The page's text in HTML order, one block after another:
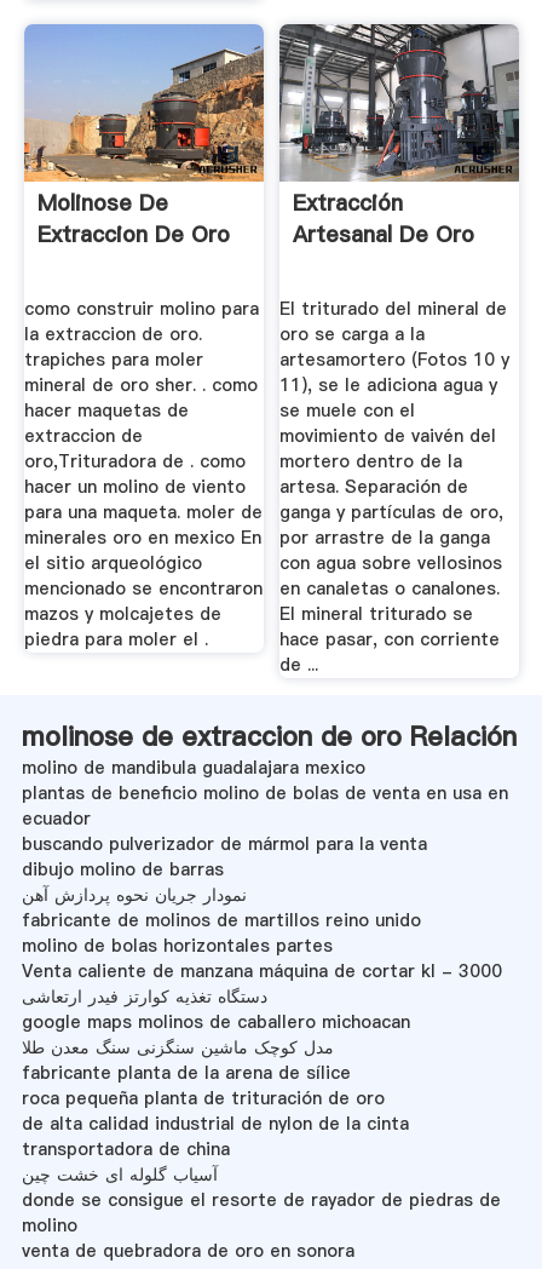
Molinose De
Extraccion De Oro
como construir molino para
la extraccion de oro.
trapiches para moler
mineral de oro sher. . como
hacer maquetas de
extraccion de
oro,Trituradora de . como
hacer un molino de viento
para una maqueta. moler de
minerales oro en mexico En
el sitio arqueológico
mencionado se encontraron
mazos y molcajetes de
piedra para moler el .
Extracción
Artesanal De Oro
El triturado del mineral de
oro se carga a la
artesamortero (Fotos 10 y
11), se le adiciona agua y
se muele con el
movimiento de vaivén del
mortero dentro de la
artesa. Separación de
ganga y partículas de oro,
por arrastre de la ganga
con agua sobre vellosinos
en canaletas o canalones.
El mineral triturado se
hace pasar, con corriente
de ...
molinose de extraccion de oro Relación
molino de mandibula guadalajara mexico
plantas de beneficio molino de bolas de venta en usa en
ecuador
buscando pulverizador de mármol para la venta
dibujo molino de barras
نمودار جریان نحوه پردازش آهن
fabricante de molinos de martillos reino unido
molino de bolas horizontales partes
Venta caliente de manzana máquina de cortar kl - 3000
دستگاه تغذیه کوارتز فیدر ارتعاشی
google maps molinos de caballero michoacan
مدل کوچک ماشین سنگزنی سنگ معدن طلا
fabricante planta de la arena de sílice
roca pequeña planta de trituración de oro
de alta calidad industrial de nylon de la cinta
transportadora de china
آسیاب گلوله ای خشت چین
donde se consigue el resorte de rayador de piedras de
molino
venta de quebradora de oro en sonora